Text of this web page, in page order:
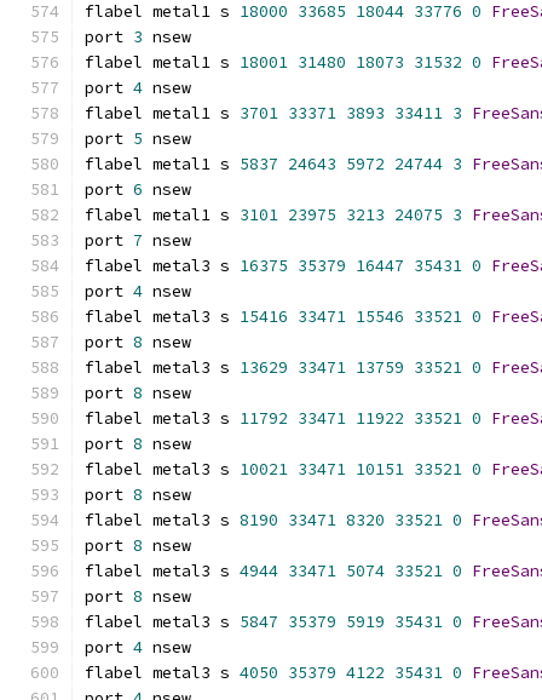
flabel metal1 s 18000 33685 18044 33776 0
port 3 nsew
flabel metal1 s 18001 31480 18073 31532 0
port 4 nsew
flabel metal1 s 3701 33371 3893 33411 3
port 5 nsew
flabel metal1 s 5837 24643 5972 24744 3
port 6 nsew
flabel metal1 s 3101 23975 3213 24075 3
port 7 nsew
flabel metal3 s 16375 35379 16447 35431 0
port 4 nsew
flabel metal3 s 15416 33471 15546 33521 0
port 8 nsew
flabel metal3 s 13629 33471 13759 33521 0
port 8 nsew
flabel metal3 s 11792 33471 11922 33521 0
port 8 nsew
flabel metal3 s 10021 33471 10151 33521 0
port 8 nsew
flabel metal3 s 8190 33471 8320 33521 0
port 8 nsew
flabel metal3 s 4944 33471 5074 33521 0
port 8 nsew
flabel metal3 s 5847 35379 5919 35431 0
port 4 nsew
flabel metal3 s 4050 35379 4122 35431 0